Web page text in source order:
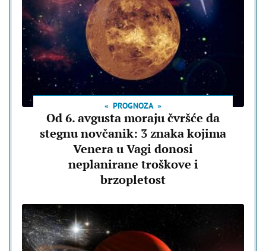
PROGNOZA
Od 6. avgusta moraju čvršće da
stegnu novčanik: 3 znaka kojima
Venera u Vagi donosi
neplanirane troškove i
brzopletost